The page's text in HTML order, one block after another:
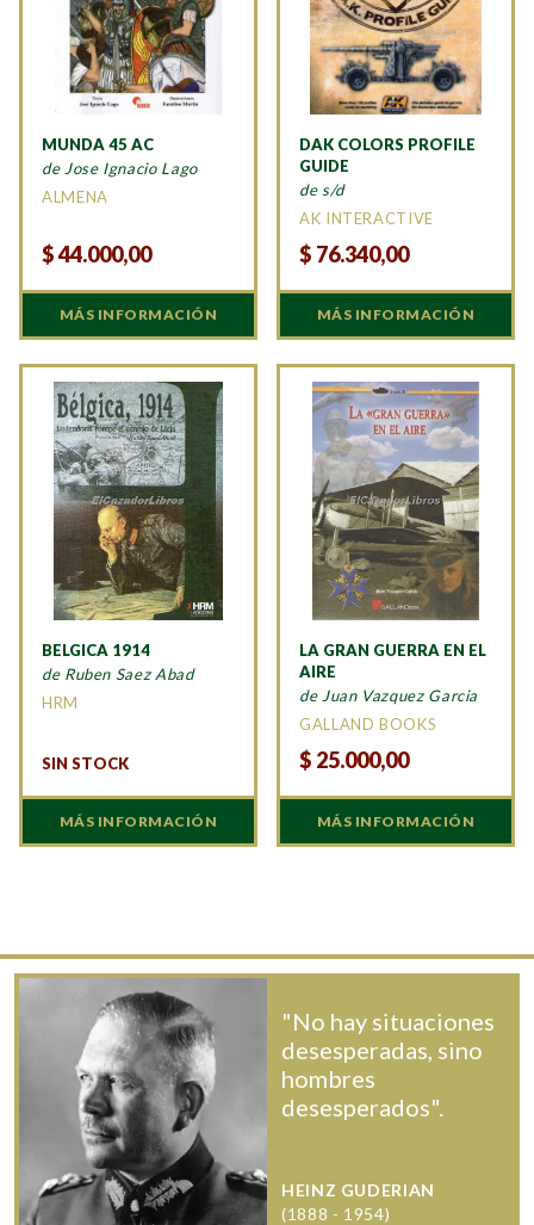
MUNDA 45 AC
de Jose Ignacio Lago
ALMENA
$44.000,00
MÁS INFORMACIÓN
DAK COLORS PROFILE
GUIDE
de s/d
AK INTERACTIVE
$ 76.340,00
MÁS INFORMACIÓN
BELGICA 1914
de Ruben Saez Abad
HRM
SIN STOCK
MÁS INFORMACIÓN
LA GRAN GUERRA EN EL
AIRE
de Juan Vazquez Garcia
GALLAND BOOKS
$ 25.000,00
MÁS INFORMACIÓN
"No hay situaciones
desesperadas, sino
hombres
desesperados".
HEINZ GUDERIAN
(1888 - 1954)